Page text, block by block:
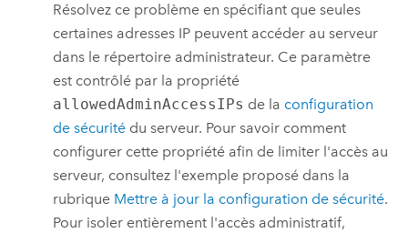
Résolvez ce problème en spécifiant que seules
certaines adresses IP peuvent accéder au serveur
dans le répertoire administrateur. Ce paramètre
est contrôlé par la propriété
allowedAdminAccessIPs de la configuration
de sécurité du serveur. Pour savoir comment
configurer cette propriété afin de limiter l'accès au
serveur, consultez l'exemple proposé dans la
rubrique Mettre à jour la configuration de sécurité.
Pour isoler entièrement l'accès administratif,